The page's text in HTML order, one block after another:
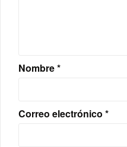
Nombre*
Correo electrónico *